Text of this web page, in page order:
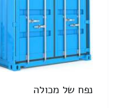
נפח של מכולה